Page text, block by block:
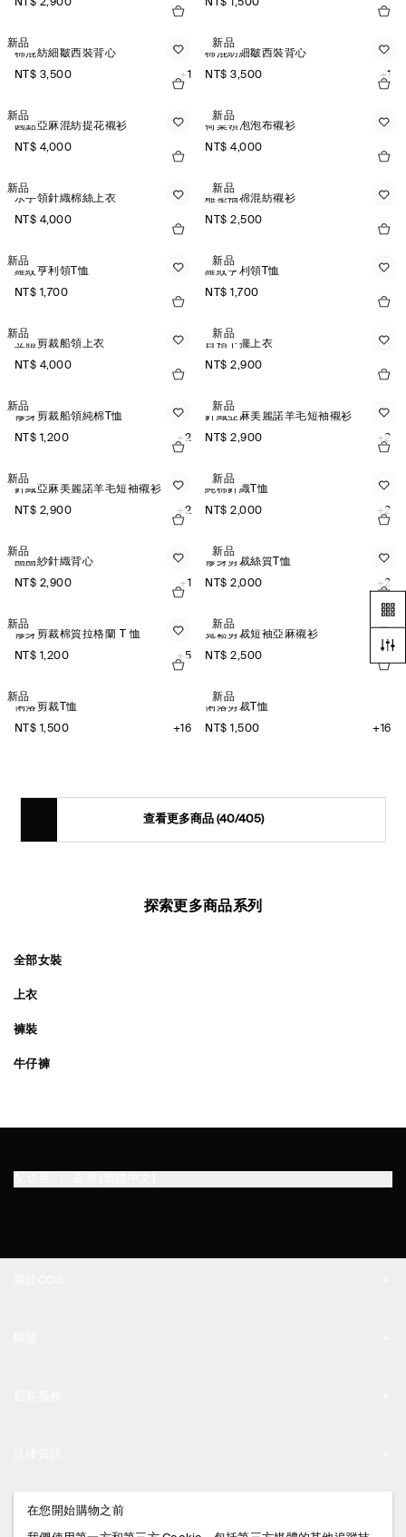
NT$ 2,900
NT$ 1,500
新品
棉混紡細皺西裝背心
NT$ 3,500
+1
新品
棉混紡細皺西裝背心
NT$ 3,500
+1
新品
圓點亞麻混紡提花襯衫
NT$ 4,000
新品
荷葉領泡泡布襯衫
NT$ 4,000
新品
水手領針織棉絲上衣
NT$ 4,000
新品
雕塑袖棉混紡襯衫
NT$ 2,500
新品
羅紋亨利領T恤
NT$ 1,700
新品
羅紋亨利領T恤
NT$ 1,700
新品
立體剪裁船領上衣
NT$ 4,000
新品
百褶下擺上衣
NT$ 2,900
新品
修身剪裁船領純棉T恤
NT$ 1,200
+2
新品
針織亞麻美麗諾羊毛短袖襯衫
NT$ 2,900
+2
新品
針織亞麻美麗諾羊毛短袖襯衫
NT$ 2,900
+2
新品
純棉針織T恤
NT$ 2,000
+2
新品
圈圈紗針織背心
NT$ 2,900
+1
新品
修身剪裁絲質T恤
NT$ 2,000
+2
新品
修身剪裁棉質拉格蘭 T 恤
NT$ 1,200
+5
新品
寬鬆剪裁短袖亞麻襯衫
NT$ 2,500
新品
俐落剪裁T恤
NT$ 1,500
+16
新品
俐落剪裁T恤
NT$ 1,500
+16
查看更多商品 (40/405)
探索更多商品系列
全部女裝
上衣
褲裝
牛仔褲
付款說明
條款與細則
追蹤COS
在您開始購物之前